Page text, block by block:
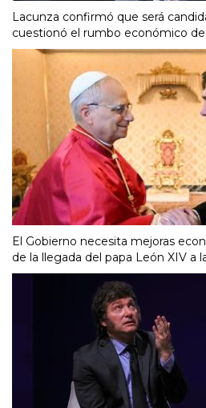
Lacunza confirmó que será
cuestionó el rumbo económico
El Gobierno necesita mejoras
de la llegada del papa León XIV a